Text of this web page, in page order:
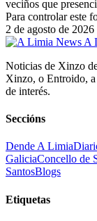
veciños que
Para controlar este
2 de agosto de 2026
A
Noticias de Xinzo
Xinzo, o Entroido, a
de interés.
Seccións
Dende A Limia
GaliciaConcello de
SantosBlogs
Etiquetas